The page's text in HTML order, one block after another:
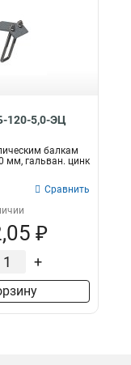
120-5,0-ЭЦ
балкам
мм, гальван. цинк
Сравнить
₽
+